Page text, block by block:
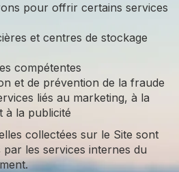
pour offrir certains services
et centres de stockage
compétentes
et de prévention de la fraude
liés au marketing, à la
à la publicité
collectées sur le Site sont
les services internes du